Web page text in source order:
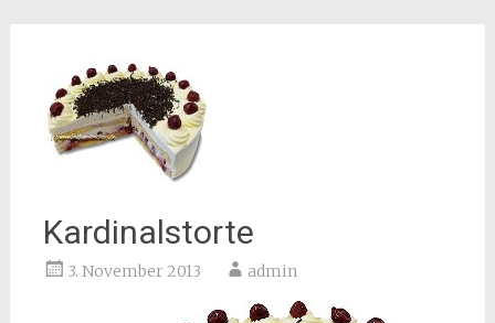
Kardinalstorte
3. November 2013 admin